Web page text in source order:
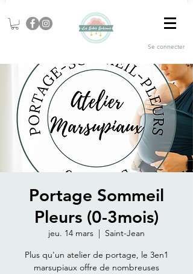
Se connecter
Portage Sommeil
Pleurs (0-3mois)
jeu. 14 mars
  |
Saint-Jean
Plus qu'un atelier de portage, le 3en1
marsupiaux offre de nombreuses